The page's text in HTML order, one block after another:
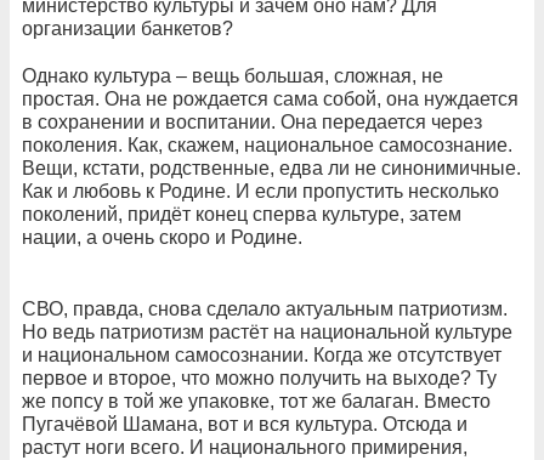
министерство культуры и зачем оно нам? Для
организации банкетов?
Однако культура – вещь большая, сложная, не
простая. Она не рождается сама собой, она нуждается
в сохранении и воспитании. Она передается через
поколения. Как, скажем, национальное самосознание.
Вещи, кстати, родственные, едва ли не синонимичные.
Как и любовь к Родине. И если пропустить несколько
поколений, придёт конец сперва культуре, затем
нации, а очень скоро и Родине.
СВО, правда, снова сделало актуальным патриотизм.
Но ведь патриотизм растёт на национальной культуре
и национальном самосознании. Когда же отсутствует
первое и второе, что можно получить на выходе? Ту
же попсу в той же упаковке, тот же балаган. Вместо
Пугачёвой Шамана, вот и вся культура. Отсюда и
растут ноги всего. И национального примирения,